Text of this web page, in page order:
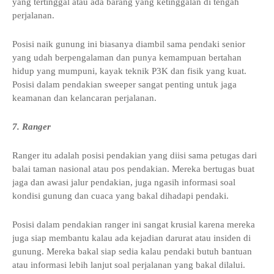
perjalanan.
Posisi naik gunung ini biasanya diambil sama pendaki senior
yang udah berpengalaman dan punya kemampuan bertahan
hidup yang mumpuni, kayak teknik P3K dan fisik yang kuat.
Posisi dalam pendakian sweeper sangat penting untuk jaga
keamanan dan kelancaran perjalanan.
7. Ranger
Ranger itu adalah posisi pendakian yang diisi sama petugas dari
balai taman nasional atau pos pendakian. Mereka bertugas buat
jaga dan awasi jalur pendakian, juga ngasih informasi soal
kondisi gunung dan cuaca yang bakal dihadapi pendaki.
Posisi dalam pendakian ranger ini sangat krusial karena mereka
juga siap membantu kalau ada kejadian darurat atau insiden di
gunung. Mereka bakal siap sedia kalau pendaki butuh bantuan
atau informasi lebih lanjut soal perjalanan yang bakal dilalui.